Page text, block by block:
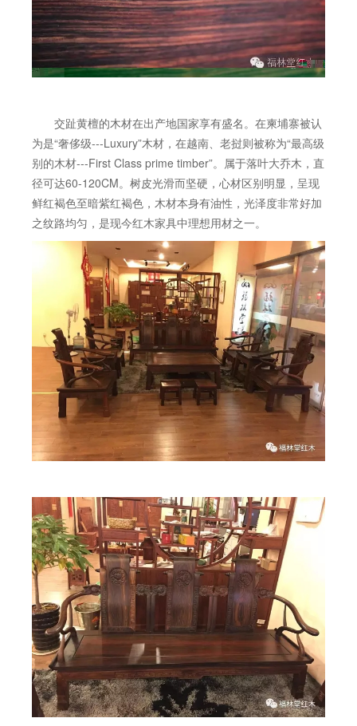
交趾黄檀的木材在出产地国家享有盛名。在柬埔寨被认
为是“奢侈级---Luxury”木材，在越南、老挝则被称为“最高级
别的木材---First Class prime timber”。属于落叶大乔木，直
径可达60-120CM。树皮光滑而坚硬，心材区别明显，呈现
鲜红褐色至暗紫红褐色，木材本身有油性，光泽度非常好加
之纹路均匀，是现今红木家具中理想用材之一。